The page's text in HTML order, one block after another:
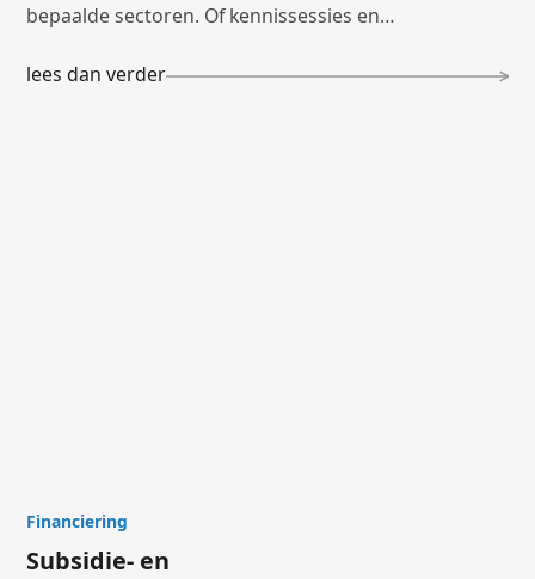
bepaalde sectoren. Of kennissessies en
lees dan verder
Financiering
Subsidie- en